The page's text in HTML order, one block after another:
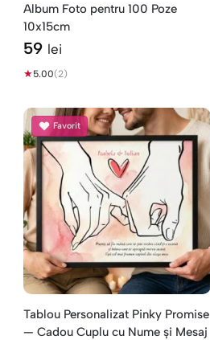
Album Foto pentru 100 Poze
10x15cm
59 lei
★5.00(2)
Favorit
Tablou Personalizat Pinky Promise
— Cadou Cuplu cu Nume și Mesaj